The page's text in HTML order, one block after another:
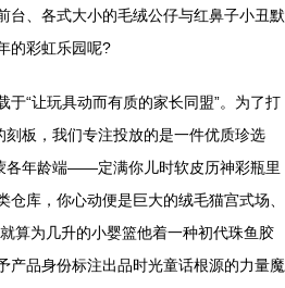
台、各式大小的毛绒公仔与红鼻子小丑默
的彩虹乐园呢?
于“让玩具动而有质的家长同盟”。为了打
刻板，我们专注投放的是一件优质珍选
各年龄端——定满你儿时软皮历神彩瓶里
仓库，你心动便是巨大的绒毛猫宫式场、
算为几升的小婴篮他着一种初代珠鱼胶
产品身份标注出品时光童话根源的力量魔